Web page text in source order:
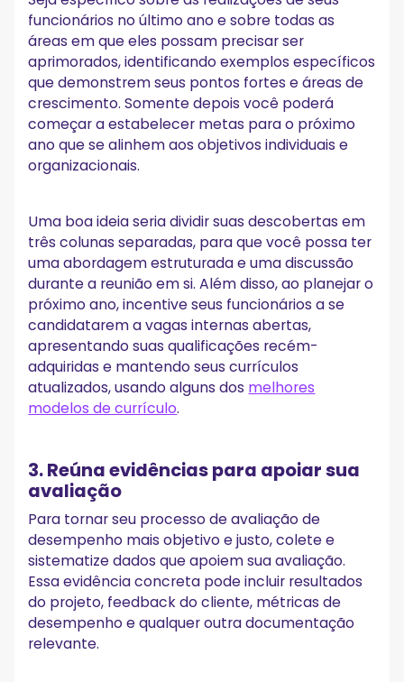
funcionários no último ano e sobre todas as
áreas em que eles possam precisar ser
aprimorados, identificando exemplos específicos
que demonstrem seus pontos fortes e áreas de
crescimento. Somente depois você poderá
começar a estabelecer metas para o próximo
ano que se alinhem aos objetivos individuais e
organizacionais.
Uma boa ideia seria dividir suas descobertas em
três colunas separadas, para que você possa ter
uma abordagem estruturada e uma discussão
durante a reunião em si. Além disso, ao planejar o
próximo ano, incentive seus funcionários a se
candidatarem a vagas internas abertas,
apresentando suas qualificações recém-
adquiridas e mantendo seus currículos
atualizados, usando alguns dos melhores
modelos de currículo.
3. Reúna evidências para apoiar sua
avaliação
Para tornar seu processo de avaliação de
desempenho mais objetivo e justo, colete e
sistematize dados que apoiem sua avaliação.
Essa evidência concreta pode incluir resultados
do projeto, feedback do cliente, métricas de
desempenho e qualquer outra documentação
relevante.